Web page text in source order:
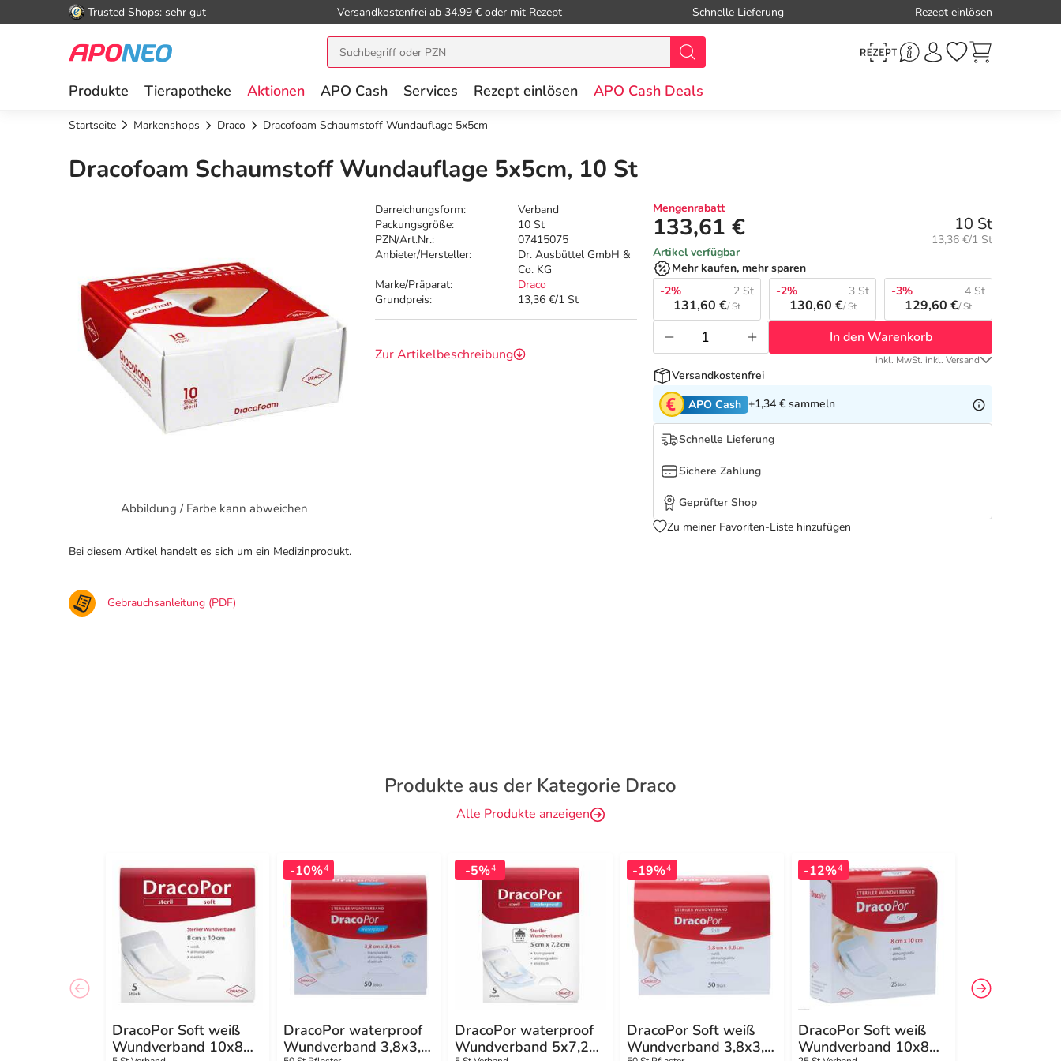
Trusted Shops: sehr gut Versandkostenfrei ab 34.99 € oder mit Rezept Schnelle Lieferung Rezept einlösen
Produkte Tierapotheke Aktionen APO Cash Services Rezept einlösen APO Cash Deals
Startseite Markenshops Draco Dracofoam Schaumstoff Wundauflage 5x5cm
Dracofoam Schaumstoff Wundauflage 5x5cm, 10 St
Abbildung / Farbe kann abweichen
Darreichungsform:
Verband
Packungsgröße:
10 St
PZN/Art.Nr.:
07415075
Anbieter/Hersteller:
Dr. Ausbüttel GmbH &
Co. KG
Marke/Präparat:
Draco
Grundpreis:
13,36 €/1 St
Zur Artikelbeschreibung
Mengenrabatt
133,61 € 10 St
Grundpreis:
13,36 €/1 St
Artikel verfügbar
Mehr kaufen, mehr sparen
-2%
2 St
131,60 €/ St
-2% 3 St
130,60 €/ St
-3% 4 St
129,60 €/ St
In den Warenkorb
inkl. MwSt. inkl. Versand
Versandkostenfrei
APO Cash +1,34 € sammeln
Schnelle Lieferung
Sichere Zahlung
Geprüfter Shop
Zu meiner Favoriten-Liste hinzufügen
Bei diesem Artikel handelt es sich um ein Medizinprodukt.
Gebrauchsanleitung (PDF)
Produkte aus der Kategorie Draco
Alle Produkte anzeigen
DracoPor Soft weiß
Wundverband 10x8
-10%4
DracoPor waterproof
Wundverband 3,8x3,8
-5%4
DracoPor waterproof
Wundverband 5x7,2
-19%4
DracoPor Soft weiß
Wundverband 3,8x3,8
-12%4
DracoPor Soft weiß
Wundverband 10x8